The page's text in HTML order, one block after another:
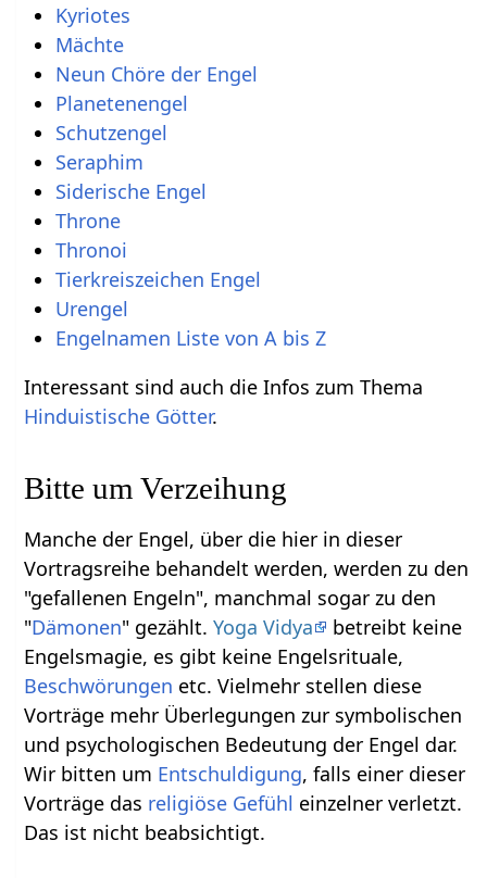
Kyriotes
Mächte
Neun Chöre der Engel
Planetenengel
Schutzengel
Seraphim
Siderische Engel
Throne
Thronoi
Tierkreiszeichen Engel
Urengel
Engelnamen Liste von A bis Z
Interessant sind auch die Infos zum Thema
Hinduistische Götter.
Bitte um Verzeihung
Manche der Engel, über die hier in dieser
Vortragsreihe behandelt werden, werden zu den
"gefallenen Engeln", manchmal sogar zu den
"Dämonen" gezählt.Yoga Vidya
betreibt keine
Engelsmagie, es gibt keine Engelsrituale,
Beschwörungen etc. Vielmehr stellen diese
Vorträge mehr Überlegungen zur symbolischen
und psychologischen Bedeutung der Engel dar.
Wir bitten um Entschuldigung, falls einer dieser
Vorträge das religiöse Gefühl einzelner verletzt.
Das ist nicht beabsichtigt.